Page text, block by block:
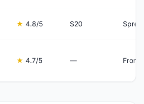
★ 4.8/5 $20
★ 4.7/5 — From